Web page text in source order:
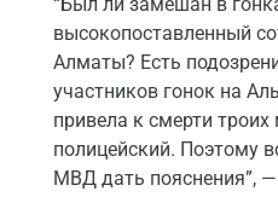
высокопоставленный
Алматы? Есть
участников гонок на
привела к смерти
полицейский. Поэтому
МВД дать пояснения”,